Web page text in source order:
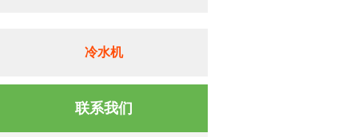
冷水机
联系我们